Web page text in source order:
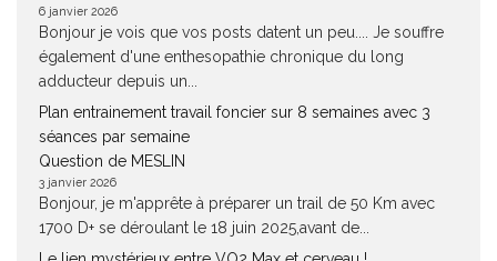
6 janvier 2026
Bonjour je vois que vos posts datent un peu.... Je souffre
également d'une enthesopathie chronique du long
adducteur depuis un...
Plan entrainement travail foncier sur 8 semaines avec 3
séances par semaine
Question de MESLIN
3 janvier 2026
Bonjour, je m'apprête à préparer un trail de 50 Km avec
1700 D+ se déroulant le 18 juin 2025,avant de...